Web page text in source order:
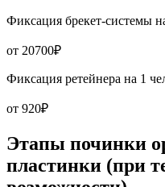
Фиксация брекет-системы
от 20700₽
Фиксация ретейнера на 1
от 920₽
Этапы починки
пластинки (при